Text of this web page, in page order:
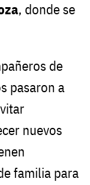
, donde se
de
pasaron a
nuevos
familia para